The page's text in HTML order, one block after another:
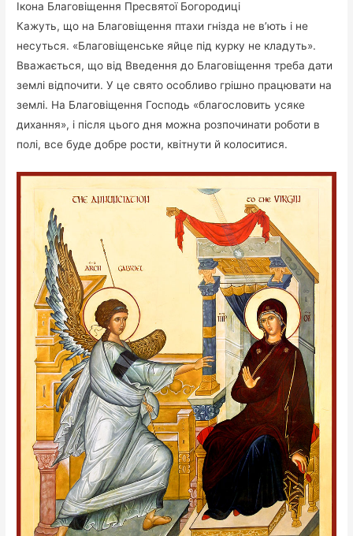
Ікона Благовіщення Пресвятої Богородиці
Кажуть, що на Благовіщення птахи гнізда не в’ють і не
несуться. «Благовіщенське яйце під курку не кладуть».
Вважається, що від Введення до Благовіщення треба дати
землі відпочити. У це свято особливо грішно працювати на
землі. На Благовіщення Господь «благословить усяке
дихання», і після цього дня можна розпочинати роботи в
полі, все буде добре рости, квітнути й колоситися.